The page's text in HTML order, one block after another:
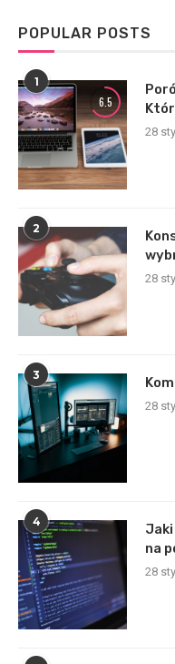
POPULAR POSTS
1
6.5
28
2
28
3
28
4
na
28